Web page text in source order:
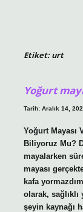
Etiket:urt
Yoğurt
Tarih: Aralık 14,
Yoğurt Mayası
Biliyoruz Mu?
mayalarken
mayası
kafa
olarak,
şeyin kaynağı